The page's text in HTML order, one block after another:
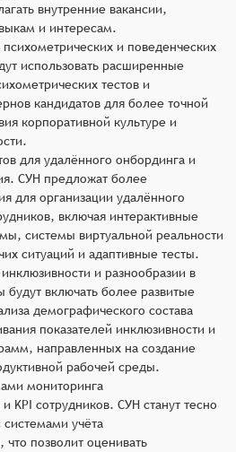
внутренние вакансии,
и интересам.
и поведенческих
использовать расширенные
тестов и
кандидатов для более точной
корпоративной культуре и
для удалённого онбординга и
СУН предложат более
для организации удалённого
включая интерактивные
системы виртуальной реальности
ситуаций и адаптивные тесты.
и разнообразии в
будут включать более развитые
демографического состава
показателей инклюзивности и
направленных на создание
рабочей среды.
мониторинга
KPI сотрудников. СУН станут тесно
системами учёта
что позволит оценивать